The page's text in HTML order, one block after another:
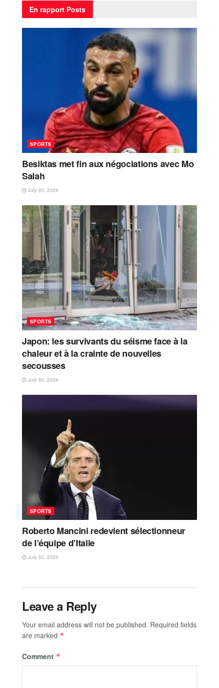
En rapport Posts
SPORTS
Besiktas met fin aux négociations avec Mo
Salah
July 30, 2026
SPORTS
Japon: les survivants du séisme face à la
chaleur et à la crainte de nouvelles
secousses
July 30, 2026
SPORTS
Roberto Mancini redevient sélectionneur
de l’équipe d’Italie
July 30, 2026
Leave a Reply
Your email address will not be published. Required fields
are marked *
Comment *